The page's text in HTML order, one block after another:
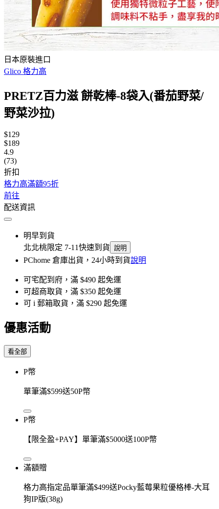
日本原裝進口
Glico 格力高
PRETZ百力滋 餅乾棒-8袋入(番茄野菜/
野菜沙拉)
$129
$189
4.9
(73)
折扣
格力高滿額95折
前往
配送資訊
明早到貨
北北桃限定 7-11快速到貨 說明
PChome 倉庫出貨，24小時到貨說明
可宅配到府，滿 $490 起免運
可超商取貨，滿 $350 起免運
可 i 郵箱取貨，滿 $290 起免運
優惠活動
看全部
P幣
單筆滿$599送50P幣
P幣
【限全盈+PAY】單筆滿$5000送100P幣
滿額贈
格力高指定品單筆滿$499送Pocky藍莓果粒優格棒-大耳
狗IP版(38g)